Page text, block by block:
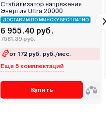
Стабилизатор напряжения
Энергия Ultra 20000
ДОСТАВИМ ПО МИНСКУ БЕСПЛАТНО
6 955.40 руб.
7581.39 руб.
от 172 руб. руб./мес.
Еще 5 комплектаций
Купить